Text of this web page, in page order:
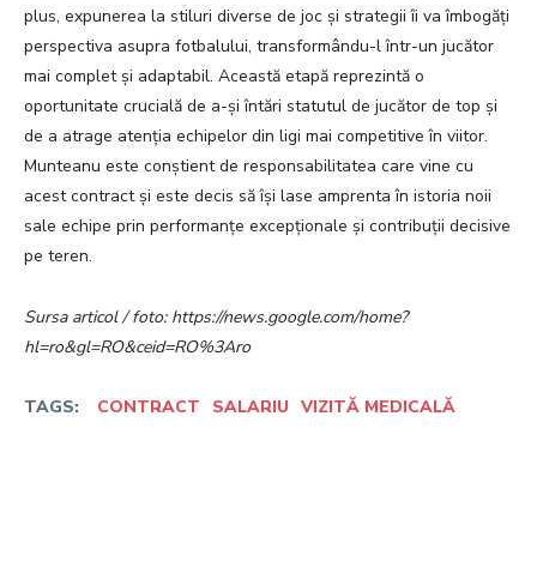
plus, expunerea la stiluri diverse de joc și strategii îi va îmbogăți
perspectiva asupra fotbalului, transformându-l într-un jucător
mai complet și adaptabil. Această etapă reprezintă o
oportunitate crucială de a-și întări statutul de jucător de top și
de a atrage atenția echipelor din ligi mai competitive în viitor.
Munteanu este conștient de responsabilitatea care vine cu
acest contract și este decis să își lase amprenta în istoria noii
sale echipe prin performanțe excepționale și contribuții decisive
pe teren.
Sursa articol / foto: https://news.google.com/home?
hl=ro&gl=RO&ceid=RO%3Aro
TAGS: CONTRACT SALARIU VIZITĂ MEDICALĂ